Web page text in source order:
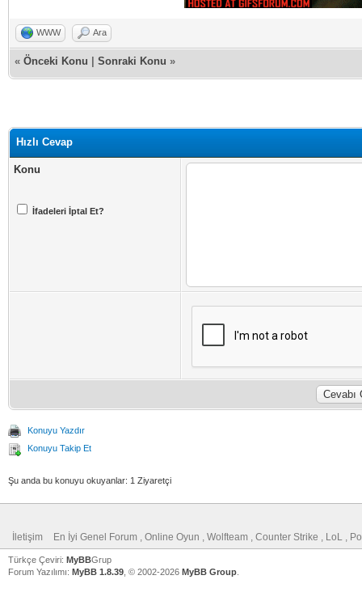
WWW Ara
« Önceki Konu Sonraki Konu »
Hızlı Cevap
Konu
İfadeleri İptal Et?
Konuyu Yazdır
Konuyu Takip Et
Şu anda bu konuyu okuyanlar: 1 Ziyaretçi
İletişim En İyi Genel Forum , Online Oyun , Wolfteam , Counter Strike , LoL ,
Türkçe Çeviri: MyBBGrup
Forum Yazılımı: MyBB 1.8.39 , © 2002-2026 MyBB Group